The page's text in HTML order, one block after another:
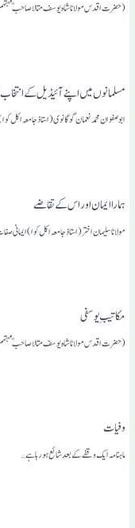
(حضرت اقدس مولانا شاہ یوسف متالا صاحبمہتمم دارالعلوم بری انگلینڈ)…
مسلمانوں میں اپنے آئیڈیل کے
ابو صفوان محمد نعمان گوگانوی(استاذ جامعہ اکل
ہمارا ایمان اور اس کے تقاضے
مولانا سلیمان اختر(استاذ جامعہ اکل کوا)
مکاتیبِ یوسفی
(حضرت اقدس مولانا شاہ یوسف متالا صاحبمہتمم دارالعلوم بری انگلینڈ)…
وفیات
ماہنامہ ایک وقفے کے بعد شائع ہو رہا ہے…